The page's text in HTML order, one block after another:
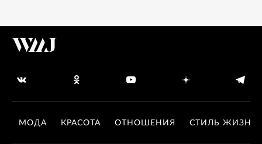
МОДА КРАСОТА ОТНОШЕНИЯ СТИЛЬ ЖИЗНИ